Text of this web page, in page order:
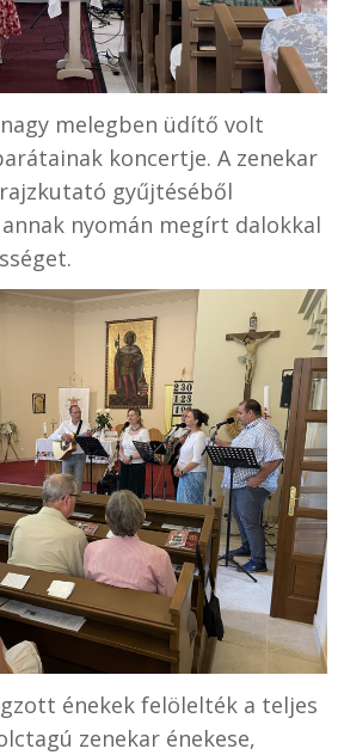
melegben üdítő volt
koncertje. A zenekar
gyűjtéséből
nyomán megírt dalokkal
énekek felölelték a teljes
zenekar énekese,